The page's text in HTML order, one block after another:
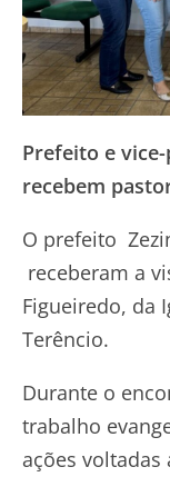
Prefeito e
recebem
O prefeito
receberam a
Figueiredo, da
Terêncio.
Durante o
trabalho
ações voltadas